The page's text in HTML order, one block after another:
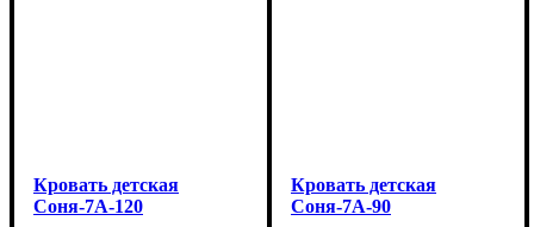
Кровать детская
Соня-7А-120
Кровать детская
Соня-7А-90